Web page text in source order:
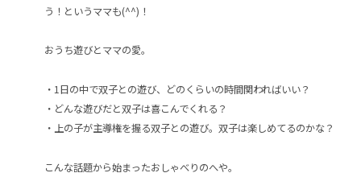
う！というママも(^^)！
おうち遊びとママの愛。
・1日の中で双子との遊び、どのくらいの時間関わればいい？
・どんな遊びだと双子は喜こんでくれる？
・上の子が主導権を握る双子との遊び。双子は楽しめてるのかな？
こんな話題から始まったおしゃべりのへや。